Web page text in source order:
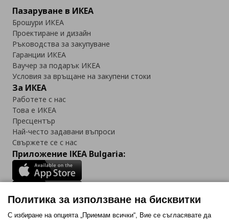
Пазаруване в ИКЕА
Брошури ИКЕА
Проектиране и дизайн
Ръководства за закупуване
Гаранции ИКЕА
Ваучер за подарък ИКЕА
Условия за връщане на закупени стоки
За ИКЕА
Работете с нас
Това е ИКЕА
Пресцентър
Най-често задавани въпроси
Свържете се с нас
Приложение IKEA Bulgaria:
Политика за използване на бисквитки
С избиране на опцията „Приемам всички“, Вие се съгласявате да